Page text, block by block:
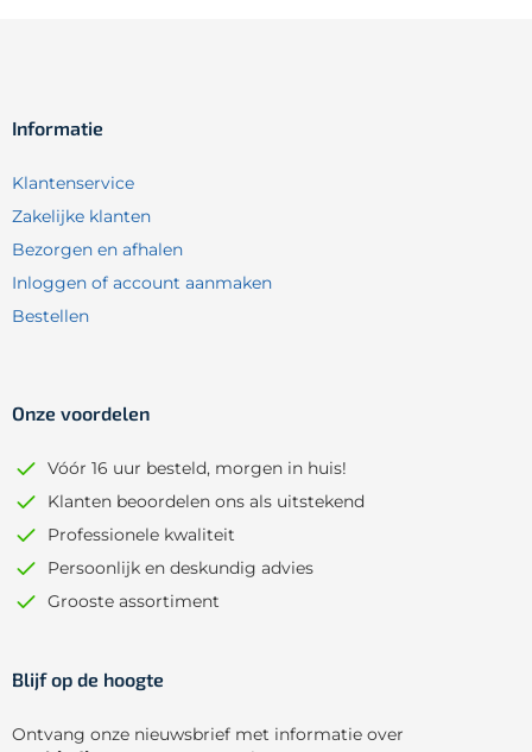
Informatie
Klantenservice
Zakelijke klanten
Bezorgen en afhalen
Inloggen of account aanmaken
Bestellen
Onze voordelen
Vóór 16 uur besteld, morgen in huis!
Klanten beoordelen ons als uitstekend
Professionele kwaliteit
Persoonlijk en deskundig advies
Grooste assortiment
Blijf op de hoogte
Ontvang onze nieuwsbrief met informatie over